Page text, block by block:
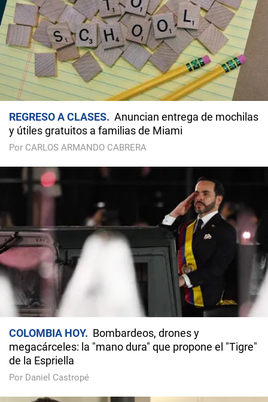
REGRESO A CLASES
Anuncian entrega de mochilas
y útiles gratuitos a familias de Miami
Por CARLOS ARMANDO CABRERA
COLOMBIA HOY
Bombardeos, drones y
megacárceles: la "mano dura" que propone el "Tigre"
de la Espriella
Por Daniel Castropé